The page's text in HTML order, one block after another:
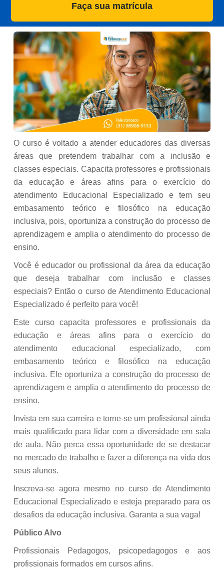
Faça sua matrícula
O curso é voltado a atender educadores das diversas
áreas que pretendem trabalhar com a inclusão e
classes especiais. Capacita professores e profissionais
da educação e áreas afins para o exercício do
atendimento Educacional Especializado e tem seu
embasamento teórico e filosófico na educação
inclusiva, pois, oportuniza a construção do processo de
aprendizagem e amplia o atendimento do processo de
ensino.
Você é educador ou profissional da área da educação
que deseja trabalhar com inclusão e classes
especiais? Então o curso de Atendimento Educacional
Especializado é perfeito para você!
Este curso capacita professores e profissionais da
educação e áreas afins para o exercício do
atendimento educacional especializado, com
embasamento teórico e filosófico na educação
inclusiva. Ele oportuniza a construção do processo de
aprendizagem e amplia o atendimento do processo de
ensino.
Invista em sua carreira e torne-se um profissional ainda
mais qualificado para lidar com a diversidade em sala
de aula. Não perca essa oportunidade de se destacar
no mercado de trabalho e fazer a diferença na vida dos
seus alunos.
Inscreva-se agora mesmo no curso de Atendimento
Educacional Especializado e esteja preparado para os
desafios da educação inclusiva. Garanta a sua vaga!
Público Alvo
Profissionais Pedagogos, psicopedagogos e aos
profissionais formados em cursos afins.